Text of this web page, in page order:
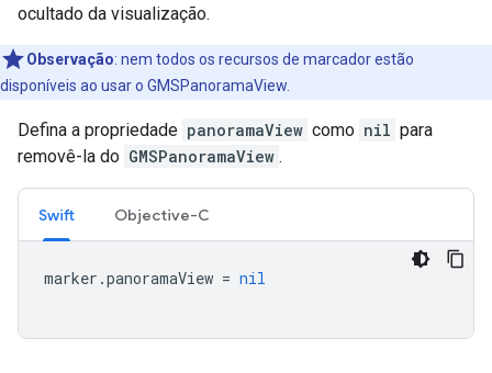
ocultado da visualização.
Observação: nem todos os recursos de marcador estão
disponíveis ao usar o GMSPanoramaView.
Defina a propriedade panoramaView como nil para
removê-la do GMSPanoramaView .
Swift Objective-C
marker .panoramaView = nil